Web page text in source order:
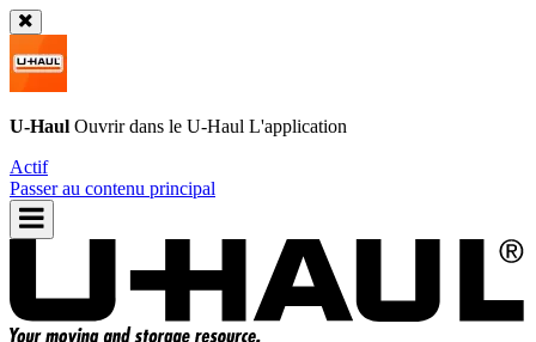
U-Haul Ouvrir dans le U-Haul L'application
Actif
Passer au contenu principal